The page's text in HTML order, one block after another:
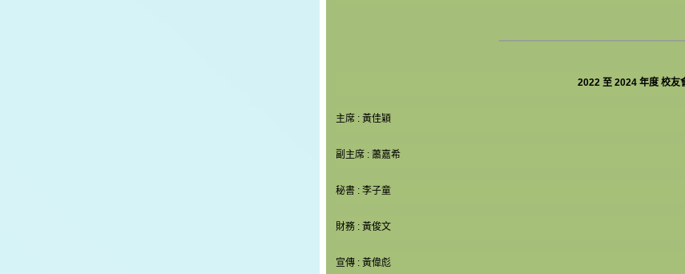
2022 至 2024 年度 校友
主席 : 黃佳穎
副主席 : 蕭嘉希
秘書 : 李子童
財務 : 黃俊文
宣傳 : 黃偉彪